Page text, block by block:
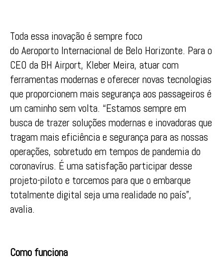
Toda essa inovação é sempre foco
do Aeroporto Internacional de Belo Horizonte. Para o
CEO da BH Airport, Kleber Meira, atuar com
ferramentas modernas e oferecer novas tecnologias
que proporcionem mais segurança aos passageiros é
um caminho sem volta. “Estamos sempre em
busca de trazer soluções modernas e inovadoras que
tragam mais eficiência e segurança para as nossas
operações, sobretudo em tempos de pandemia do
coronavírus. É uma satisfação participar desse
projeto-piloto e torcemos para que o embarque
totalmente digital seja uma realidade no país”,
avalia.
Como funciona